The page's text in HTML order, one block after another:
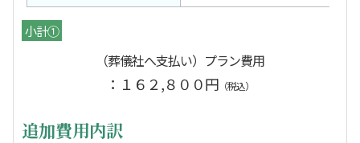
小計①
（葬儀社へ支払い）プラン費用
：１６２,８００円 （税込）
追加費用内訳